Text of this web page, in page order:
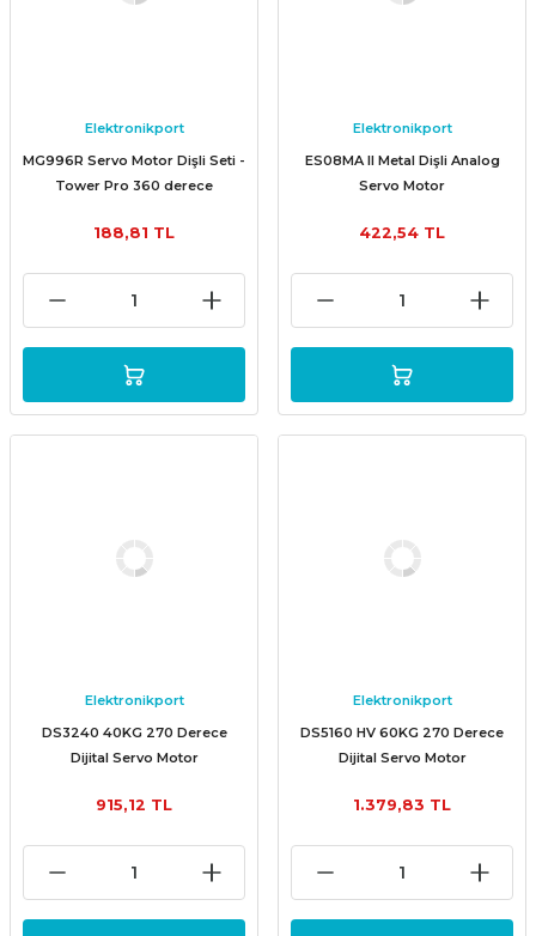
Elektronikport
MG996R Servo Motor Dişli Seti -
Tower Pro 360 derece
188,81 TL
Elektronikport
ES08MA II Metal Dişli Analog
Servo Motor
422,54 TL
Elektronikport
DS3240 40KG 270 Derece
Dijital Servo Motor
915,12 TL
Elektronikport
DS5160 HV 60KG 270 Derece
Dijital Servo Motor
1.379,83 TL